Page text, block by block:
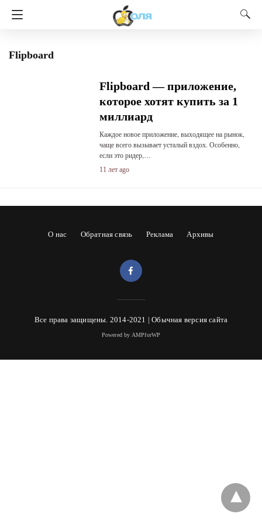
Flipboard
Flipboard — приложение,
которое хотят купить за 1
миллиард
Каждое новое приложение, выходящее на рынок,
чаще всего вызывает усталый вздох. Особенно,
если это ридер,…
11 лет ago
О нас Обратная связь Реклама Архивы
Все права защищены. 2014-2021 |Обычная версия сайта
Powered by AMPforWP